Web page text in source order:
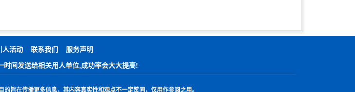
人活动 联系我们 服务声明
时间发送给相关用人单位,成功率会大大提高!
的旨在传播更多信息，其内容真实性和观点不一定赞同，仅用作参阅之用。